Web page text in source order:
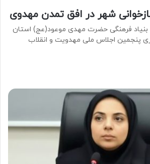
شهر در افق تمدن مهدوی
بنیاد فرهنگی حضرت مهدی موعود(عج) استان
پنجمین اجلاس ملی مهدویت و انقلاب